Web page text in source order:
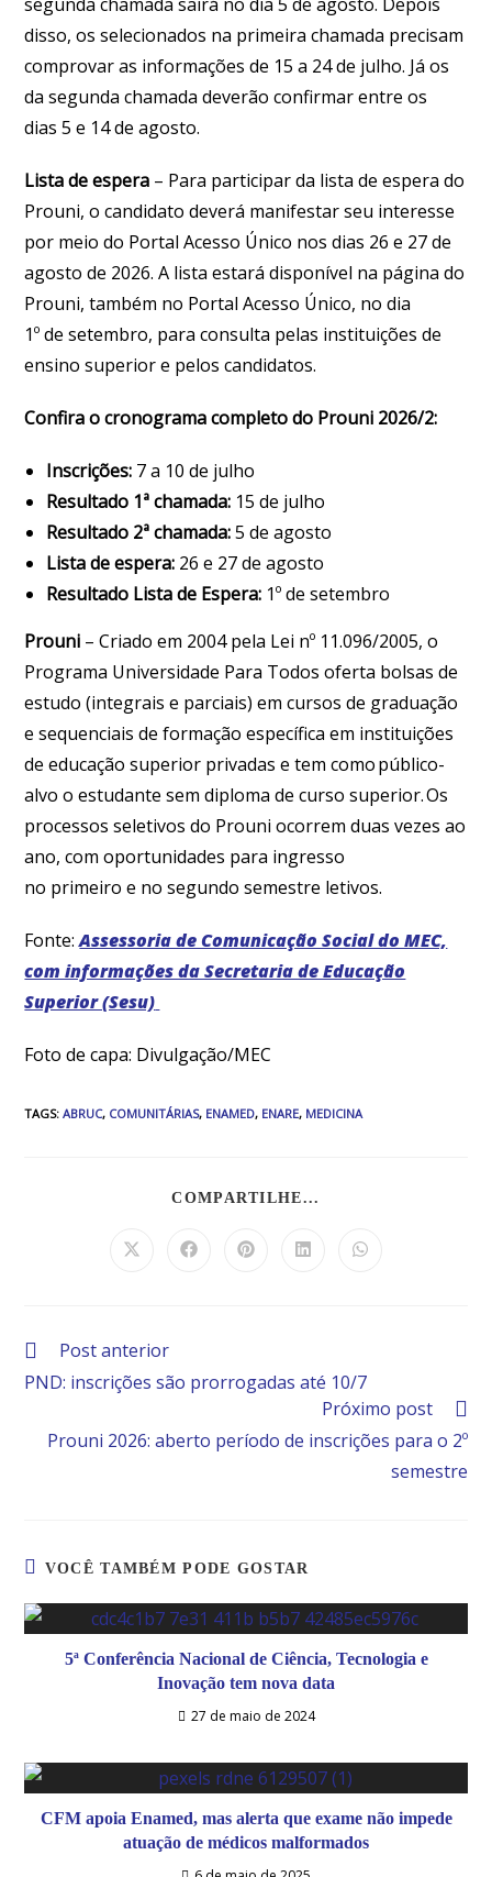
disso, os selecionados na primeira chamada precisam
comprovar as informações de 15 a 24 de julho. Já os
da segunda chamada deverão confirmar entre os
dias 5 e 14 de agosto.
Lista de espera – Para participar da lista de espera do
Prouni, o candidato deverá manifestar seu interesse
por meio do Portal Acesso Único nos dias 26 e 27 de
agosto de 2026. A lista estará disponível na página do
Prouni, também no Portal Acesso Único, no dia
1º de setembro, para consulta pelas instituições de
ensino superior e pelos candidatos.
Confira o cronograma completo do Prouni 2026/2:
Inscrições: 7 a 10 de julho
Resultado 1ª chamada: 15 de julho
Resultado 2ª chamada:5 de agosto
Lista de espera: 26 e 27 de agosto
Resultado Lista de Espera: 1º de setembro
Prouni – Criado em 2004 pela Lei nº 11.096/2005, o
Programa Universidade Para Todos oferta bolsas de
estudo (integrais e parciais) em cursos de graduação
e sequenciais de formação específica em instituições
de educação superior privadas e tem como público-
alvo o estudante sem diploma de curso superior. Os
processos seletivos do Prouni ocorrem duas vezes ao
ano, com oportunidades para ingresso
no primeiro e no segundo semestre letivos.
Fonte:Assessoria de Comunicação Social do MEC,
com informações da Secretaria de Educação
Superior (Sesu)
Foto de capa: Divulgação/MEC
TAGS:ABRUC, COMUNITÁRIAS, ENAMED, ENARE, MEDICINA
COMPARTILHE...
Post anterior
PND: inscrições são prorrogadas até 10/7
Próximo post
Prouni 2026: aberto período de inscrições para o 2º
semestre
VOCÊ TAMBÉM PODE GOSTAR
5ª Conferência Nacional de Ciência, Tecnologia e
Inovação tem nova data
27 de maio de 2024
CFM apoia Enamed, mas alerta que exame não impede
atuação de médicos malformados